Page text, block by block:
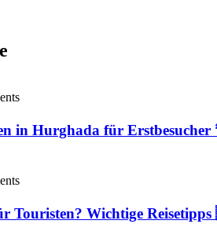
in Hurghada für
Touristen? Wichtige